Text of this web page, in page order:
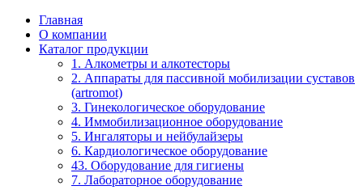
Главная
О компании
Каталог продукции
1. Алкометры и алкотесторы
2. Аппараты для пассивной мобилизации суставов
(artromot)
3. Гинекологическое оборудование
4. Иммобилизационное оборудование
5. Ингаляторы и нейбулайзеры
6. Кардиологическое оборудование
43. Оборудование для гигиены
7. Лабораторное оборудование